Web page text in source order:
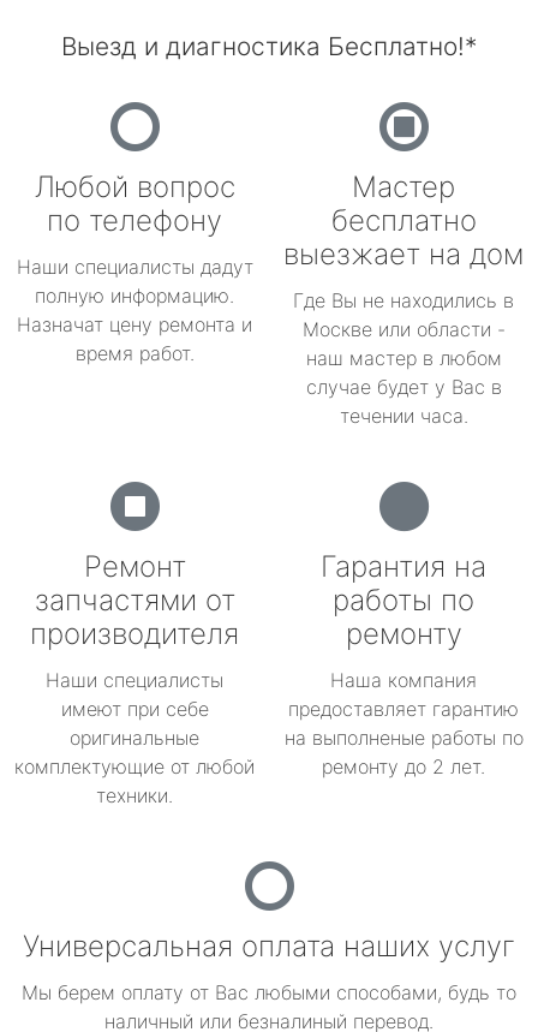
Выезд и диагностика Бесплатно!*
Любой вопрос
по телефону
Наши специалисты дадут
полную информацию.
Назначат цену ремонта и
время работ.
Мастер
бесплатно
выезжает на дом
Где Вы не находились в
Москве или области -
наш мастер в любом
случае будет у Вас в
течении часа.
Ремонт
запчастями от
производителя
Наши специалисты
имеют при себе
оригинальные
комплектующие от любой
техники.
Гарантия на
работы по
ремонту
Наша компания
предоставляет гарантию
на выполненые работы по
ремонту до 2 лет.
Универсальная оплата наших услуг
Мы берем оплату от Вас любыми способами, будь то
наличный или безналиный перевод.